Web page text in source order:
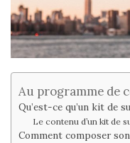
Au programme de
Qu’est-ce qu’un kit de
Le contenu d’un kit de
Comment composer